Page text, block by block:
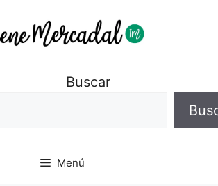
Buscar
Menú